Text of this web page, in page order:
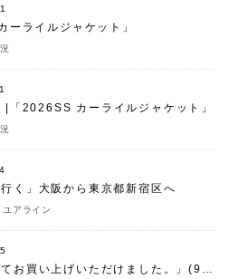
ーライルジャケット」
|「2026SS カーライルジャケット」
行く」大阪から東京都新宿区へ
アライン
「合わせてお買い上げいただけました。」(9/25)